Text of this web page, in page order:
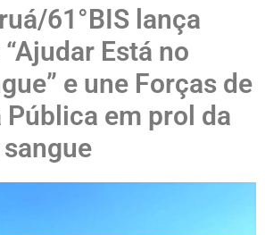
61°BIS lança
Está no
e une Forças de
Pública em prol da